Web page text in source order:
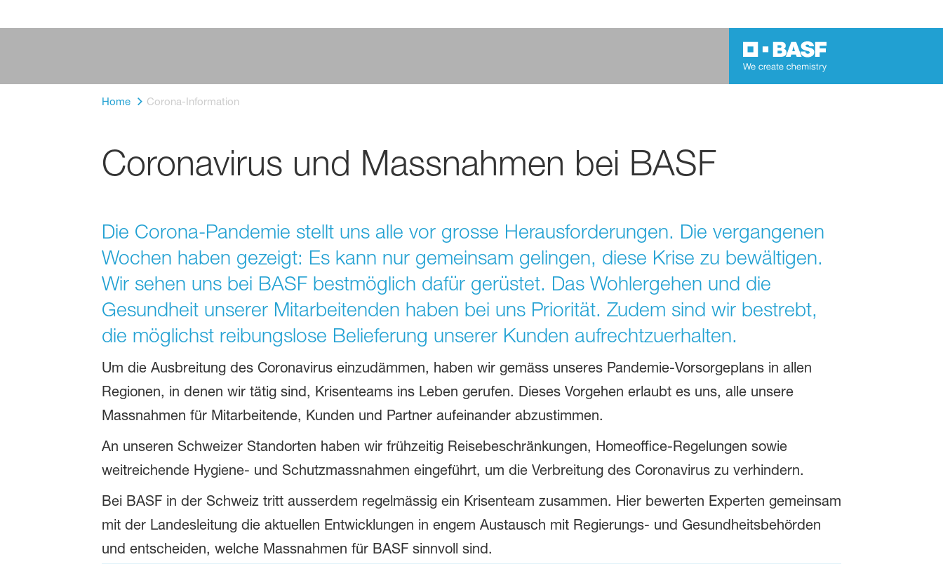
Home Corona-Information
Coronavirus und Massnahmen bei BASF
Die Corona-Pandemie stellt uns alle vor grosse Herausforderungen. Die vergangenen
Wochen haben gezeigt: Es kann nur gemeinsam gelingen, diese Krise zu bewältigen.
Wir sehen uns bei BASF bestmöglich dafür gerüstet. Das Wohlergehen und die
Gesundheit unserer Mitarbeitenden haben bei uns Priorität. Zudem sind wir bestrebt,
die möglichst reibungslose Belieferung unserer Kunden aufrechtzuerhalten.
Um die Ausbreitung des Coronavirus einzudämmen, haben wir gemäss unseres Pandemie-Vorsorgeplans in allen
Regionen, in denen wir tätig sind, Krisenteams ins Leben gerufen. Dieses Vorgehen erlaubt es uns, alle unsere
Massnahmen für Mitarbeitende, Kunden und Partner aufeinander abzustimmen.
An unseren Schweizer Standorten haben wir frühzeitig Reisebeschränkungen, Homeoffice-Regelungen sowie
weitreichende Hygiene- und Schutzmassnahmen eingeführt, um die Verbreitung des Coronavirus zu verhindern.
Bei BASF in der Schweiz tritt ausserdem regelmässig ein Krisenteam zusammen. Hier bewerten Experten gemeinsam
mit der Landesleitung die aktuellen Entwicklungen in engem Austausch mit Regierungs- und Gesundheitsbehörden
und entscheiden, welche Massnahmen für BASF sinnvoll sind.